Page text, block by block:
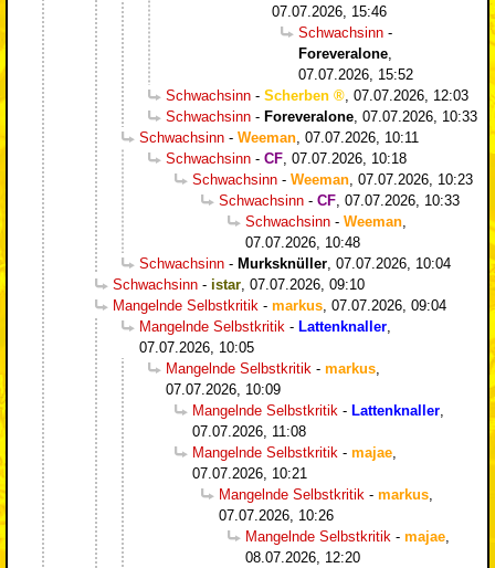
07.07.2026, 15:46
Schwachsinn -
Foreveralone
07.07.2026, 15:52
Schwachsinn - Scherben
07.07.2026, 12:03
Schwachsinn - Foreveralone 07.07.2026, 10:33
Schwachsinn - Weeman 07.07.2026, 10:11
Schwachsinn - CF 07.07.2026, 10:18
Schwachsinn - Weeman 07.07.2026, 10:23
Schwachsinn - CF 07.07.2026, 10:33
Schwachsinn - Weeman
07.07.2026, 10:48
Schwachsinn - Murksknüller 07.07.2026, 10:04
Schwachsinn - istar 07.07.2026, 09:10
Mangelnde Selbstkritik - markus 07.07.2026, 09:04
Mangelnde Selbstkritik - Lattenknaller
07.07.2026, 10:05
Mangelnde Selbstkritik - markus
07.07.2026, 10:09
Mangelnde Selbstkritik - Lattenknaller
07.07.2026, 11:08
Mangelnde Selbstkritik - majae
07.07.2026, 10:21
Mangelnde Selbstkritik - markus
07.07.2026, 10:26
Mangelnde Selbstkritik - majae
08.07.2026, 12:20